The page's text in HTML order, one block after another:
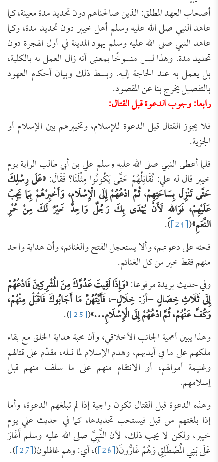
أصحاب العهد المطلق: الذين صالحناهم دون تحديد مدة معينة، كما
عاهد النبي صلى الله عليه وسلم أهل خيبر دون تحديد مدة، وكما
عاهد النبي صلى الله عليه وسلم يهود المدينة في أول الهجرة دون
تحديد مدة. وهذا ليس منسوخًا بمعنى أنه زال العمل به بالكلية،
بل يعمل به عند الحاجة إليه. وبسط ذلك وبيان أحكام العهود
بالتفصيل يخرج بنا عن المقصود.
رابعا: وجوب الدعوة قبل القتال:
فلا يجوز القتال قبل الدعوة للإسلام، وتخييرهم بين الإسلام أو
الجزية.
فلما أعطى النبي صلى الله عليه وسلم علي بن أبي طالب الراية يوم
خيبر قال له علي: نُقَاتِلُهُمْ حَتَّى يَكُونُوا مِثْلَنَا؟ فَقَالَ:«عَلَى رِسْلِكَ
حَتَّى تَنْزِلَ بِسَاحَتِهِمْ،ثُمَّادْعُهُمْإِلَىالْإِسْلَامِ، وَأَخْبِرْهُمْ بِمَا يَجِبُ
عَلَيْهِمْ، فَوَاللهِ لَأَنْ يُهْدَى بِكَ رَجُلٌ وَاحِدٌ خَيْرٌ لَكَ مِنْ حُمْرِ
النَّعَمِ»(
[24]
).
فحثه على دعوتهم، وألا يستعجل الفتح والغنائم، وأن هداية واحد
منهم فقط خير من كل الغنائم.
وفي حديث بريدة مرفوعا:«وَإِذَا لَقِيتَ عَدُوَّكَ مِنَ الْمُشْرِكِينَ فَادْعُهُمْ
إِلَى ثَلَاثِ خِصَالٍ –أَوْ: خِلَالٍ-، فَأَيَّتُهُنَّ مَا أَجَابُوكَ فَاقْبَلْ مِنْهُمْ،
وَكُفَّ عَنْهُمْ،ثُمَّادْعُهُمْإِلَىالْإِسْلَامِ…»(
[25]
).
وهذا يبين أهمية الجانب الأخلاقي، وأن محبة هداية الخلق مع بقاء
ملكهم على ما في أيديهم، وهدم الإسلام لما قبله، مقدّم على قتالهم
وغنيمة أموالهم، أو الانتقام منهم على ما سلف منهم قبل
إسلامهم.
وهذه الدعوة قبل القتال تكون واجبة إذا لم تبلغهم الدعوة، وأما
إذا بلغتهم من قبل فيستحب تجديدها، كما في حديث علي يوم
خيبر، ولكن لا يجب ذلك، لأن النَّبِيَّ صلى الله عليه وسلم ‌أَغَارَ
‌عَلَى ‌بَنِي ‌الْمُصْطَلِقِ وَهُمْ غَارُّونَ([26] )، أي: وهم غافلون([27]
).